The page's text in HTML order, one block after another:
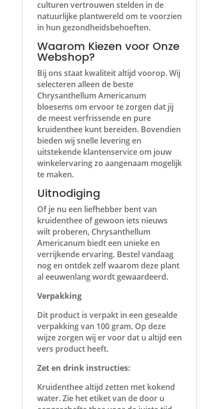
culturen vertrouwen stelden in de
natuurlijke plantwereld om te voorzien
in hun gezondheidsbehoeften.
Waarom Kiezen voor Onze
Webshop?
Bij ons staat kwaliteit altijd voorop. Wij
selecteren alleen de beste
Chrysanthellum Americanum
bloesems om ervoor te zorgen dat jij
de meest verfrissende en pure
kruidenthee kunt bereiden. Bovendien
bieden wij snelle levering en
uitstekende klantenservice om jouw
winkelervaring zo aangenaam mogelijk
te maken.
Uitnodiging
Of je nu een liefhebber bent van
kruidenthee of gewoon iets nieuws
wilt proberen, Chrysanthellum
Americanum biedt een unieke en
verrijkende ervaring. Bestel vandaag
nog en ontdek zelf waarom deze plant
al eeuwenlang wordt gewaardeerd.
Verpakking
Dit product is verpakt in een gesealde
verpakking van 100 gram. Op deze
wijze zorgen wij er voor dat u altijd een
vers product heeft.
Zet en drink instructies:
Kruidenthee altijd zetten met kokend
water. Zie het etiket van de door u